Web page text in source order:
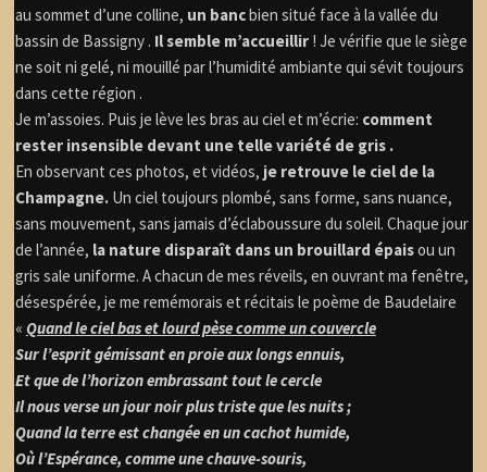
au sommet d’une colline, un bancbien situé face à la vallée du
bassin de Bassigny . Il semble m’accueillir ! Je vérifie que le siège
ne soit ni gelé, ni mouillé par l’humidité ambiante qui sévit toujours
dans cette région .
Je m’assoies. Puis je lève les bras au ciel et m’écrie: comment
rester insensible devant une telle variété de gris .
En observant ces photos, et vidéos, je retrouve le ciel de la
Champagne.Un ciel toujours plombé, sans forme, sans nuance,
sans mouvement, sans jamais d’éclaboussure du soleil. Chaque jour
de l’année, la nature disparaît dans un brouillard épaisou un
gris sale uniforme. A chacun de mes réveils, en ouvrant ma fenêtre,
désespérée, je me remémorais et récitais le poème de Baudelaire
« Quand le ciel bas et lourd pèse comme un couvercle
Sur l’esprit gémissant en proie aux longs ennuis,
Et que de l’horizon embrassant tout le cercle
Il nous verse un jour noir plus triste que les nuits ;
Quand la terre est changée en un cachot humide,
Où l’Espérance, comme une chauve-souris,